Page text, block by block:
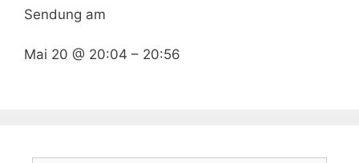
Sendung am
Mai 20 @ 20:04 – 20:56